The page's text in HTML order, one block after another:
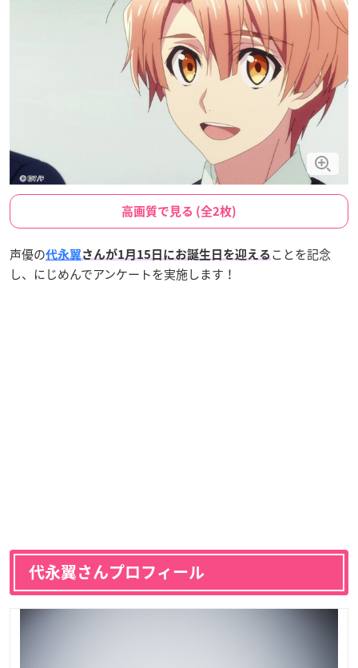
高画質で見る (全2枚)
声優の代永翼 さんが1月15日にお誕生日を迎える ことを記念
し、にじめんでアンケートを実施します！
代永翼さんプロフィール